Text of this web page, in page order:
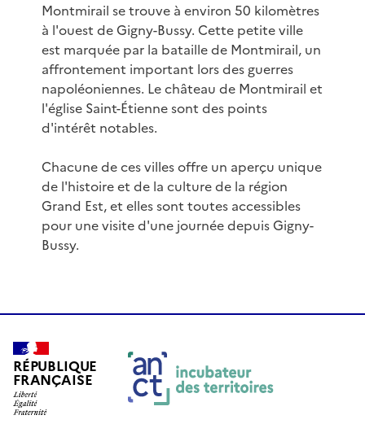
Montmirail se trouve à environ 50 kilomètres
à l'ouest de Gigny-Bussy. Cette petite ville
est marquée par la bataille de Montmirail, un
affrontement important lors des guerres
napoléoniennes. Le château de Montmirail et
l'église Saint-Étienne sont des points
d'intérêt notables.
Chacune de ces villes offre un aperçu unique
de l'histoire et de la culture de la région
Grand Est, et elles sont toutes accessibles
pour une visite d'une journée depuis Gigny-
Bussy.
RÉPUBLIQUE
FRANÇAISE